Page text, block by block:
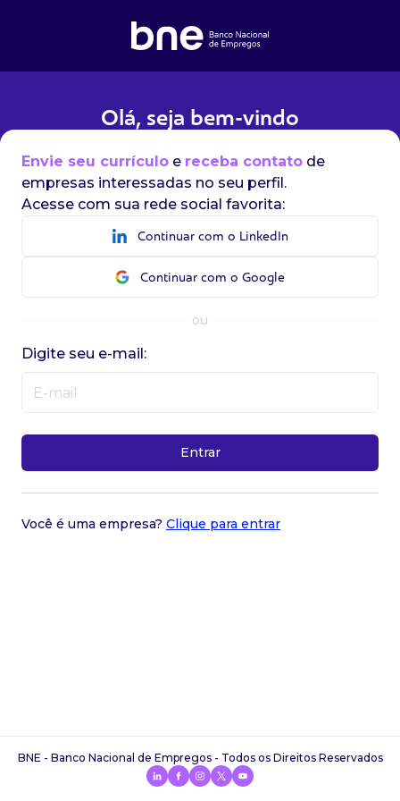
Olá, seja bem-vindo
Envie seu currículo e receba contato de
empresas interessadas no seu perfil.
Acesse com sua rede social favorita:
Continuar com o Google
Continuar com o LinkedIn
ou
Digite seu e-mail:
Entrar
Você é uma empresa? Clique para entrar
BNE - Banco Nacional de Empregos - Todos os Direitos Reservados